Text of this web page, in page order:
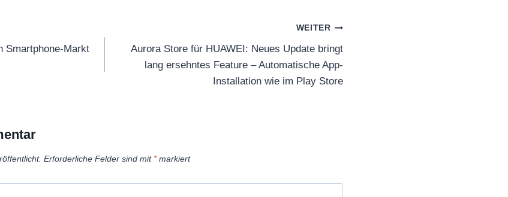
Smartphone-Markt
WEITER
Aurora Store für HUAWEI: Neues Update bringt
lang ersehntes Feature – Automatische App-
Installation wie im Play Store
Erforderliche Felder sind mit *markiert